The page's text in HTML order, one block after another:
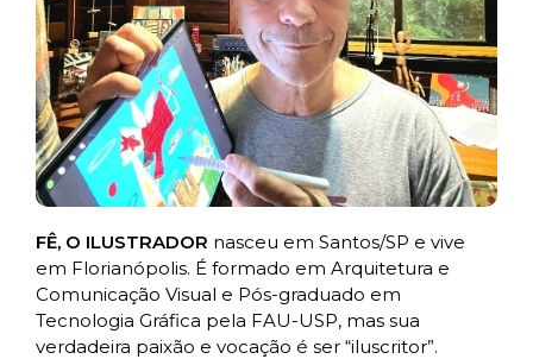
FÊ, O ILUSTRADOR nasceu em Santos/SP e vive
em Florianópolis. É formado em Arquitetura e
Comunicação Visual e Pós-graduado em
Tecnologia Gráfica pela FAU-USP, mas sua
verdadeira paixão e vocação é ser “iluscritor”.